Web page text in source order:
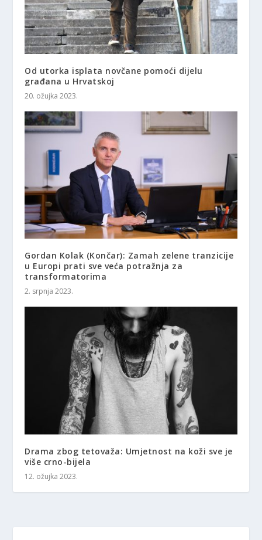
Od utorka isplata novčane pomoći dijelu
građana u Hrvatskoj
20. ožujka 2023.
Gordan Kolak (Končar): Zamah zelene tranzicije
u Europi prati sve veća potražnja za
transformatorima
2. srpnja 2023.
Drama zbog tetovaža: Umjetnost na koži sve je
više crno-bijela
12. ožujka 2023.